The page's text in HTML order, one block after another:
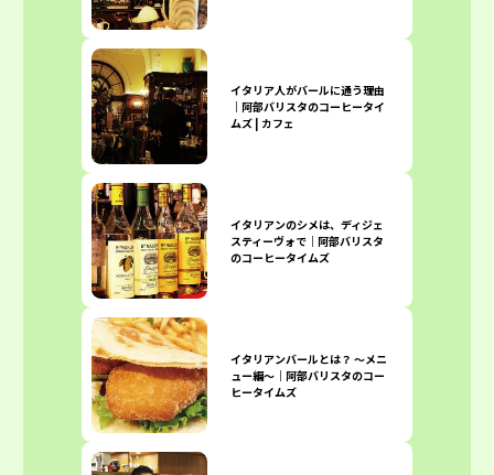
イタリア人がバールに通う理由
｜阿部バリスタのコーヒータイ
ムズ | カフェ
イタリアンのシメは、ディジェ
スティーヴォで｜阿部バリスタ
のコーヒータイムズ
イタリアンバールとは？ 〜メニ
ュー編〜｜阿部バリスタのコー
ヒータイムズ